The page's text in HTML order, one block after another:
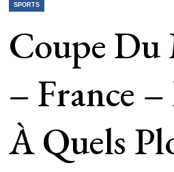
SPORTS
Coupe Du
– France
À Quels